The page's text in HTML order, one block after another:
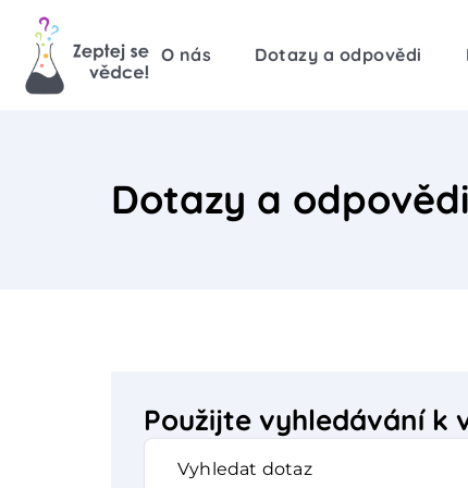
O nás Dotazy a odpovědi
Dotazy a odpovědi
Použijte vyhledávání k